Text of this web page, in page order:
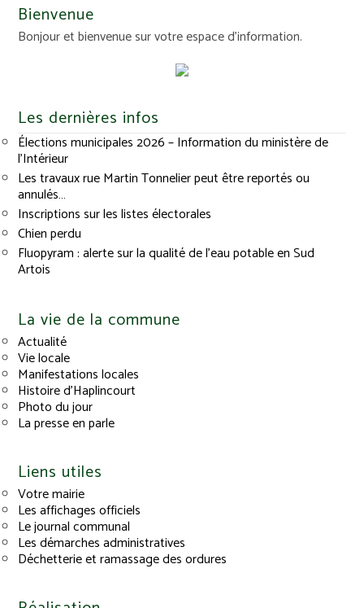
Bienvenue
Bonjour et bienvenue sur votre espace d'information.
Les dernières infos
Élections municipales 2026 – Information du ministère de
l’Intérieur
Les travaux rue Martin Tonnelier peut être reportés ou
annulés…
Inscriptions sur les listes électorales
Chien perdu
Fluopyram : alerte sur la qualité de l’eau potable en Sud
Artois
La vie de la commune
Actualité
Vie locale
Manifestations locales
Histoire d’Haplincourt
Photo du jour
La presse en parle
Liens utiles
Votre mairie
Les affichages officiels
Le journal communal
Les démarches administratives
Déchetterie et ramassage des ordures